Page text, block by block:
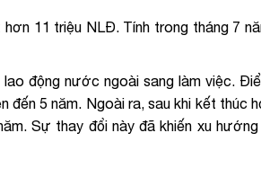
11 triệu NLĐ. Tính trong tháng 7
động nước ngoài sang làm việc.
đến 5 năm. Ngoài ra, sau khi kết thúc
Sự thay đổi này đã khiến xu hướng